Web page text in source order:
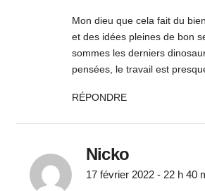
Mon dieu que cela fait du
et des idées pleines de bon
sommes les derniers
pensées, le travail est
RÉPONDRE
Nicko
17 février 2022 - 22 h 40